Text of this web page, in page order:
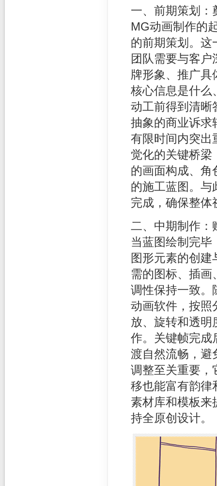
一、前期策划：
MG动画制作的
的前期策划。
团队需要与客
牌形象、推广具
核心信息是什么
动工前得到清晰
抽象的商业诉求
有限时间内突出
觉化的关键桥梁
的画面构成、角
的施工蓝图。与
完成，确保整体
二、中期制作：
当蓝图绘制完毕
图形元素的创
需的图标、插画
调性保持一致。
动画软件，按照
放、旋转和透明
作。关键帧完成
渡自然流畅，避
调整至关重要，
移也能富有韵律
素材库和模板来
持全原创设计。